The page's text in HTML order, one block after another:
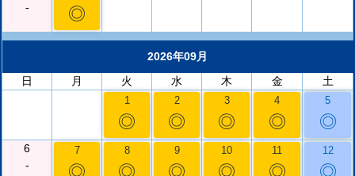
-
◎
2026年09月
日
月 火 水 木 金 土
1
◎
2
◎
3
◎
4
◎
5
◎
6
-
7
◎
8
◎
9
◎
10
◎
11
◎
12
◎